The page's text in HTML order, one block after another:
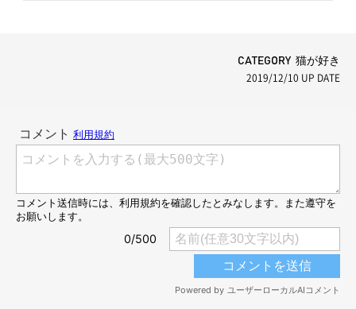
CATEGORY 猫が好き
2019/12/10 UP DATE